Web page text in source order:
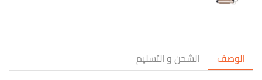
الوصف
الشحن و التسليم